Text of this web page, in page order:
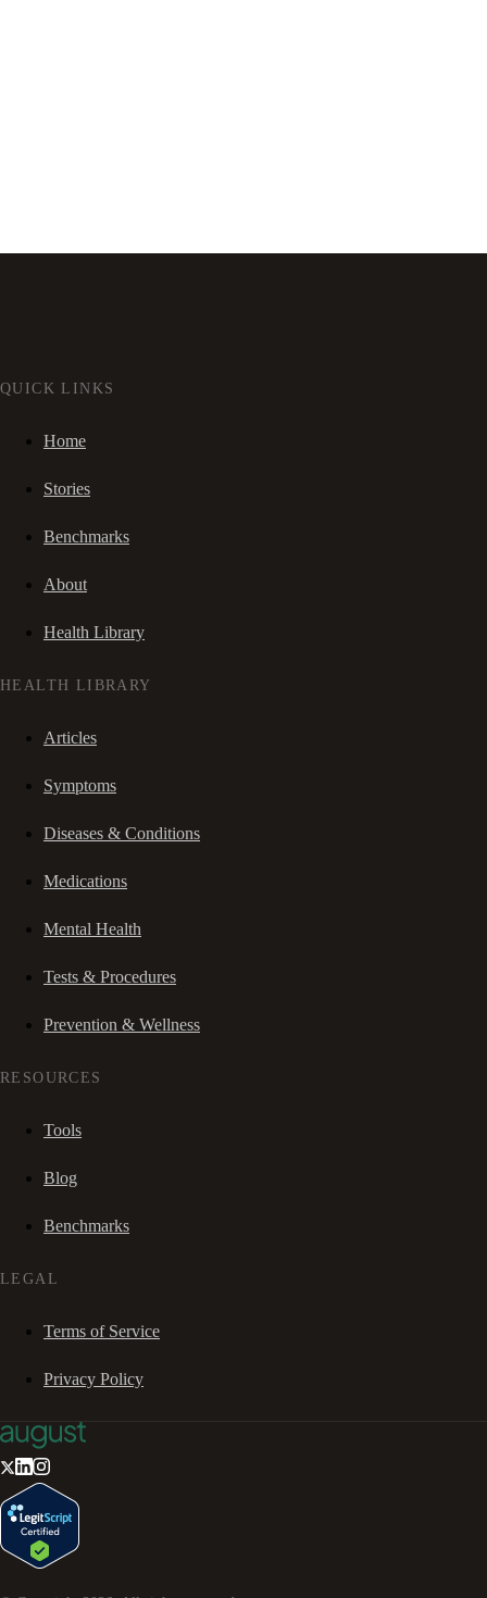
QUICK LINKS
Home
Stories
Benchmarks
About
Health Library
HEALTH LIBRARY
Articles
Symptoms
Diseases & Conditions
Medications
Mental Health
Tests & Procedures
Prevention & Wellness
RESOURCES
Tools
Blog
Benchmarks
LEGAL
Terms of Service
Privacy Policy